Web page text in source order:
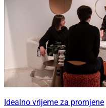
Idealno vrijeme za promjene